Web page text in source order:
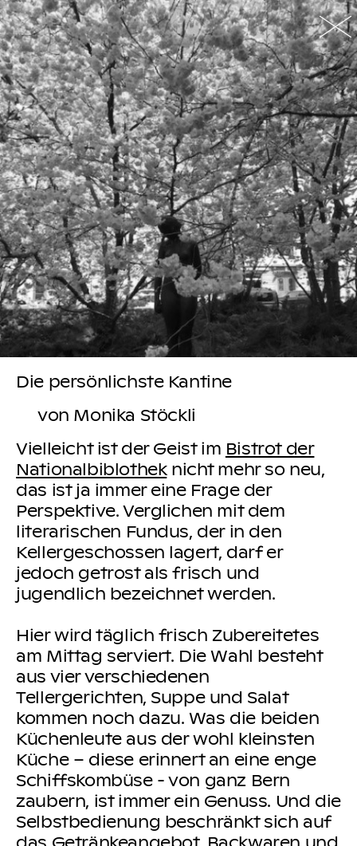
Die persönlichste Kantine
von Monika Stöckli
Vielleicht ist der Geist im Bistrot der
Nationalbiblotheknicht mehr so neu,
das ist ja immer eine Frage der
Perspektive. Verglichen mit dem
literarischen Fundus, der in den
Kellergeschossen lagert, darf er
jedoch getrost als frisch und
jugendlich bezeichnet werden.
Hier wird täglich frisch Zubereitetes
am Mittag serviert. Die Wahl besteht
aus vier verschiedenen
Tellergerichten, Suppe und Salat
kommen noch dazu. Was die beiden
Küchenleute aus der wohl kleinsten
Küche – diese erinnert an eine enge
Schiffskombüse - von ganz Bern
zaubern, ist immer ein Genuss. Und die
Selbstbedienung beschränkt sich auf